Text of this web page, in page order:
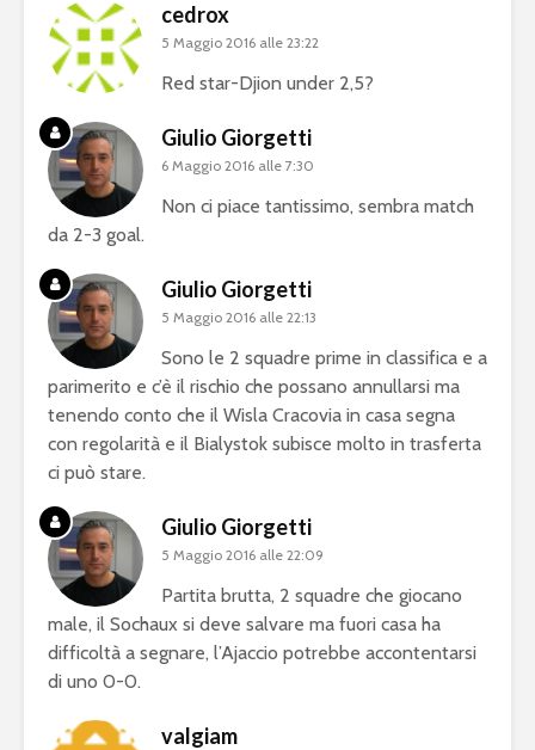
cedrox
5 Maggio 2016 alle 23:22
Red star-Djion under 2,5?
Giulio Giorgetti
6 Maggio 2016 alle 7:30
Non ci piace tantissimo, sembra match
da 2-3 goal.
Giulio Giorgetti
5 Maggio 2016 alle 22:13
Sono le 2 squadre prime in classifica e a
parimerito e c’è il rischio che possano annullarsi ma
tenendo conto che il Wisla Cracovia in casa segna
con regolarità e il Bialystok subisce molto in trasferta
ci può stare.
Giulio Giorgetti
5 Maggio 2016 alle 22:09
Partita brutta, 2 squadre che giocano
male, il Sochaux si deve salvare ma fuori casa ha
difficoltà a segnare, l’Ajaccio potrebbe accontentarsi
di uno 0-0.
valgiam